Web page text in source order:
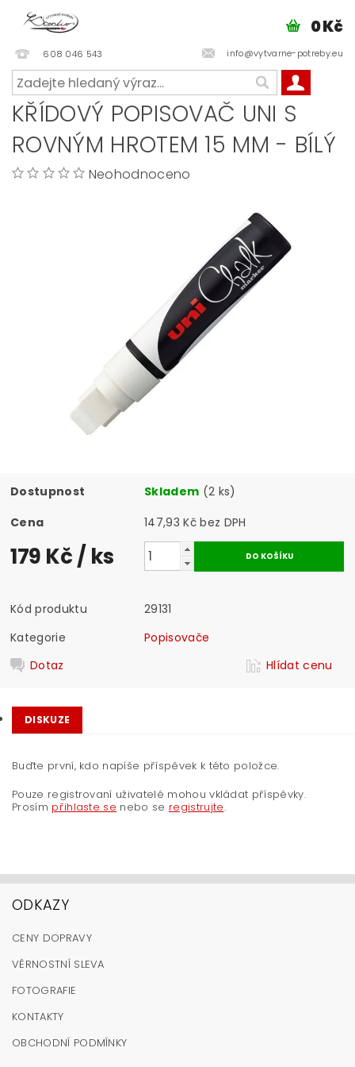
608 046 543 info@vytvarne-potreby.eu
0 Kč
KŘÍDOVÝ POPISOVAČ UNI S
ROVNÝM HROTEM 15 MM - BÍLÝ
Neohodnoceno
Dostupnost Skladem (2 ks)
Cena
147,93 Kč bez DPH
179 Kč/ ks
Kód produktu
29131
Kategorie
Popisovače
Dotaz
Hlídat cenu
DISKUZE
Buďte první, kdo napíše příspěvek k této položce.
Pouze registrovaní uživatelé mohou vkládat příspěvky.
Prosím přihlaste se nebo se registrujte.
ODKAZY
CENY DOPRAVY
VĚRNOSTNÍ SLEVA
FOTOGRAFIE
KONTAKTY
OBCHODNÍ PODMÍNKY